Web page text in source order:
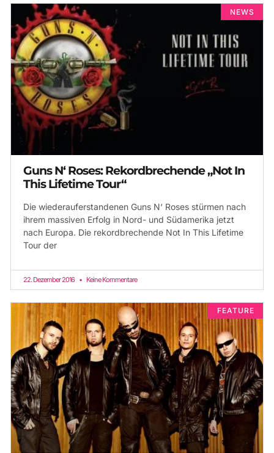
NEWS
Guns N‘ Roses: Rekordbrechende „Not In
This Lifetime Tour“
Die wiederauferstandenen Guns N‘ Roses stürmen nach
ihrem massiven Erfolg in Nord- und Südamerika jetzt
nach Europa. Die rekordbrechende Not In This Lifetime
Tour der
22. Dezember 2016 Keine Kommentare
FEATURE